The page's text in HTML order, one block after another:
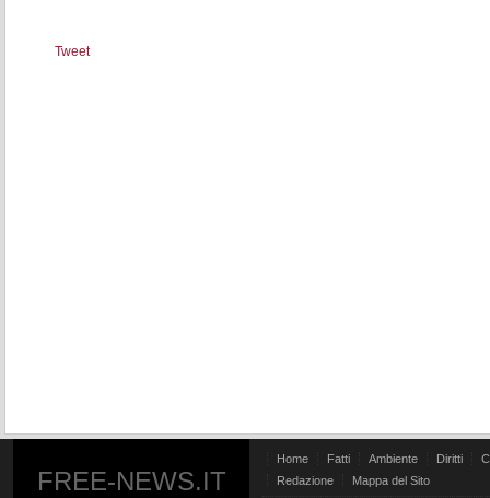
Tweet
FREE-NEWS.IT
Home Fatti Ambiente Diritti
Redazione
Mappa del Sito